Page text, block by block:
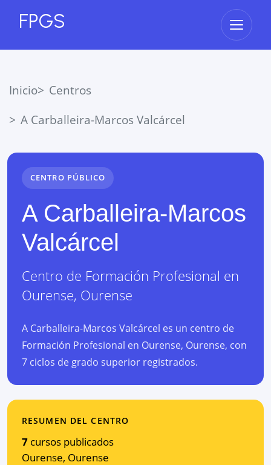
FPGS Abrir
Inicio
Centros
A Carballeira-Marcos Valcárcel
CENTRO PÚBLICO
A Carballeira-Marcos
Valcárcel
Centro de Formación Profesional en
Ourense, Ourense
A Carballeira-Marcos Valcárcel es un centro de
Formación Profesional en Ourense, Ourense, con
7 ciclos de grado superior registrados.
RESUMEN DEL CENTRO
7 cursos publicados
Ourense, Ourense